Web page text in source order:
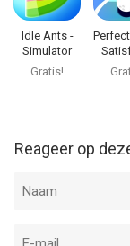
Idle Ants -
Simulator
Game
Gratis!
Reageer op